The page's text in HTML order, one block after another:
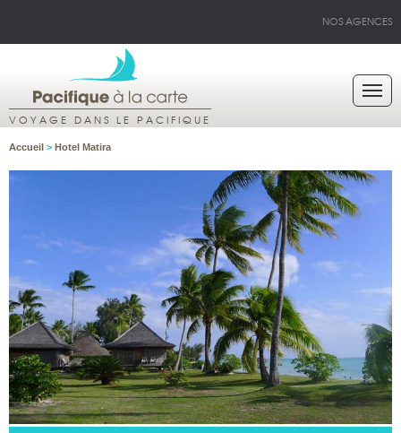
NOS AGENCES
VOYAGE DANS LE PACIFIQUE
Accueil > Hotel Matira